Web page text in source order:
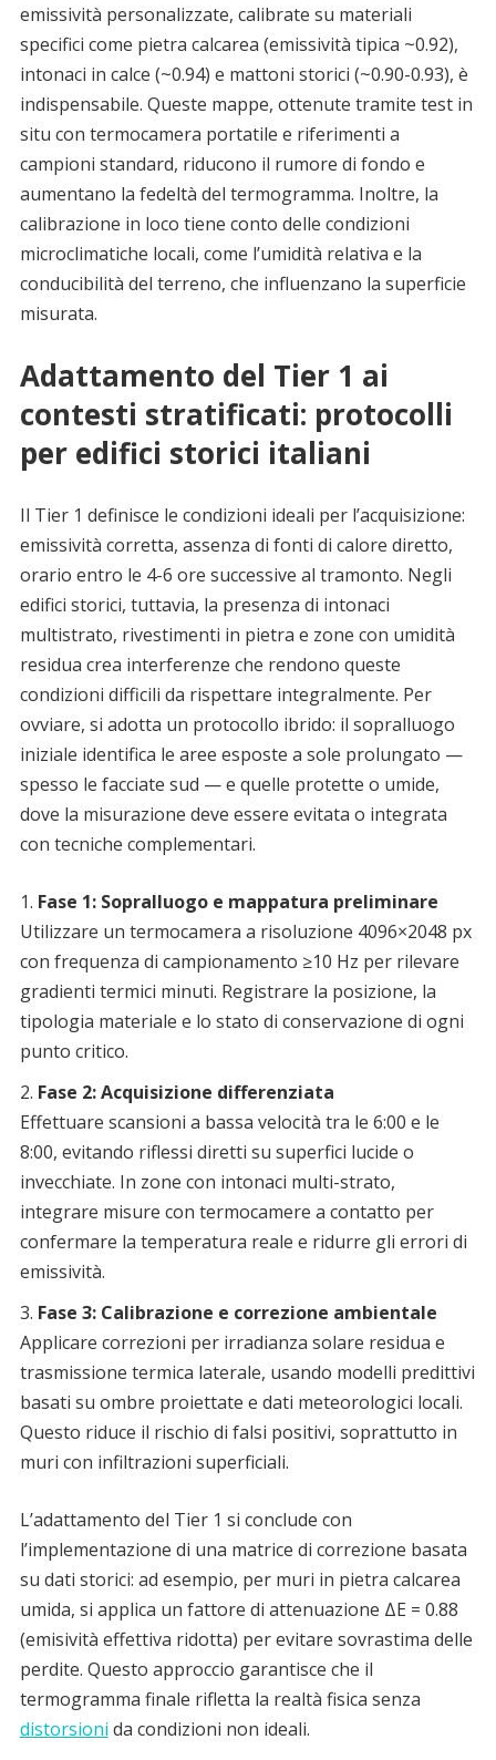
emissività personalizzate, calibrate su materiali
specifici come pietra calcarea (emissività tipica ~0.92),
intonaci in calce (~0.94) e mattoni storici (~0.90-0.93), è
indispensabile. Queste mappe, ottenute tramite test in
situ con termocamera portatile e riferimenti a
campioni standard, riducono il rumore di fondo e
aumentano la fedeltà del termogramma. Inoltre, la
calibrazione in loco tiene conto delle condizioni
microclimatiche locali, come l’umidità relativa e la
conducibilità del terreno, che influenzano la superficie
misurata.
Adattamento del Tier 1 ai
contesti stratificati: protocolli
per edifici storici italiani
Il Tier 1 definisce le condizioni ideali per l’acquisizione:
emissività corretta, assenza di fonti di calore diretto,
orario entro le 4-6 ore successive al tramonto. Negli
edifici storici, tuttavia, la presenza di intonaci
multistrato, rivestimenti in pietra e zone con umidità
residua crea interferenze che rendono queste
condizioni difficili da rispettare integralmente. Per
ovviare, si adotta un protocollo ibrido: il sopralluogo
iniziale identifica le aree esposte a sole prolungato —
spesso le facciate sud — e quelle protette o umide,
dove la misurazione deve essere evitata o integrata
con tecniche complementari.
Fase 1: Sopralluogo e mappatura preliminare
Utilizzare un termocamera a risoluzione 4096×2048 px
con frequenza di campionamento ≥10 Hz per rilevare
gradienti termici minuti. Registrare la posizione, la
tipologia materiale e lo stato di conservazione di ogni
punto critico.
Fase 2: Acquisizione differenziata
Effettuare scansioni a bassa velocità tra le 6:00 e le
8:00, evitando riflessi diretti su superfici lucide o
invecchiate. In zone con intonaci multi-strato,
integrare misure con termocamere a contatto per
confermare la temperatura reale e ridurre gli errori di
emissività.
Fase 3: Calibrazione e correzione ambientale
Applicare correzioni per irradianza solare residua e
trasmissione termica laterale, usando modelli predittivi
basati su ombre proiettate e dati meteorologici locali.
Questo riduce il rischio di falsi positivi, soprattutto in
muri con infiltrazioni superficiali.
L’adattamento del Tier 1 si conclude con
l’implementazione di una matrice di correzione basata
su dati storici: ad esempio, per muri in pietra calcarea
umida, si applica un fattore di attenuazione ΔE = 0.88
(emisività effettiva ridotta) per evitare sovrastima delle
perdite. Questo approccio garantisce che il
termogramma finale rifletta la realtà fisica senza
distorsioni da condizioni non ideali.